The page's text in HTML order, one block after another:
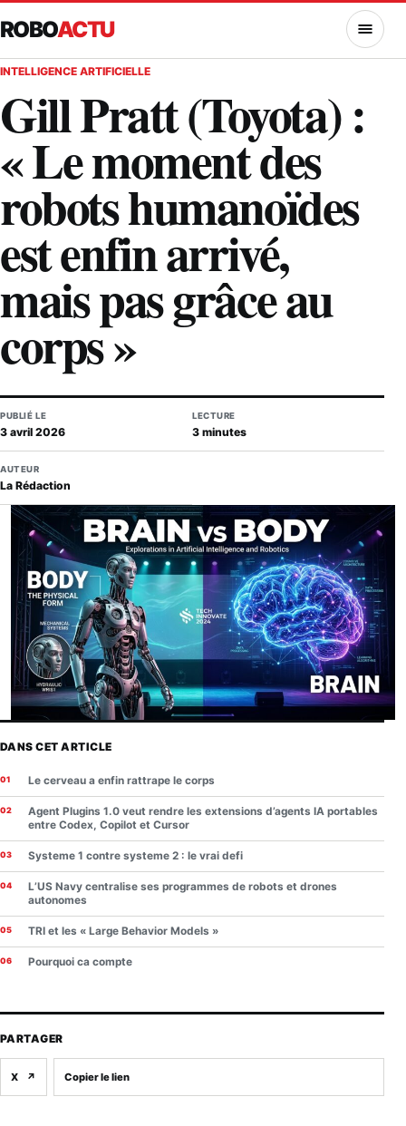
ROBOACTU MENU
INTELLIGENCE ARTIFICIELLE
Gill Pratt (Toyota) :
« Le moment des
robots humanoïdes
est enfin arrivé,
mais pas grâce au
corps »
PUBLIÉ LE
3 avril 2026
LECTURE
3 minutes
AUTEUR
La Rédaction
DANS CET ARTICLE
Le cerveau a enfin rattrape le corps
Agent Plugins 1.0 veut rendre les extensions d’agents IA portables
entre Codex, Copilot et Cursor
Systeme 1 contre systeme 2 : le vrai defi
L’US Navy centralise ses programmes de robots et drones
autonomes
TRI et les « Large Behavior Models »
Pourquoi ca compte
PARTAGER
X ↗ Copier le lien